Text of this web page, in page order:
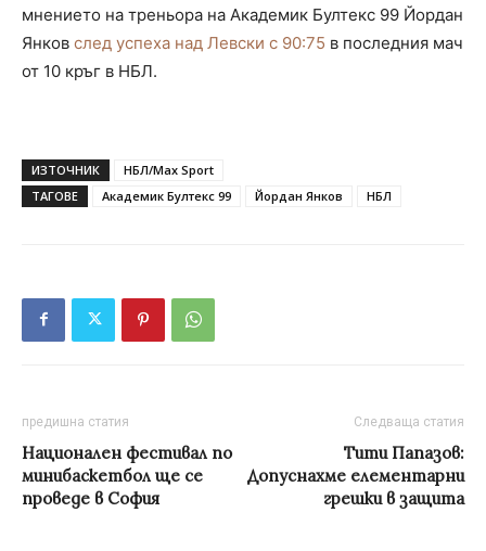
мнението на треньора на Академик Бултекс 99 Йордан
Янков след успеха над Левски с 90:75 в последния мач
от 10 кръг в НБЛ.
ИЗТОЧНИК
НБЛ/Max Sport
ТАГОВЕ
Академик Бултекс 99 Йордан Янков НБЛ
предишна статия
Национален фестивал по
минибаскетбол ще се
проведе в София
Следваща статия
Тити Папазов:
Допуснахме елементарни
грешки в защита